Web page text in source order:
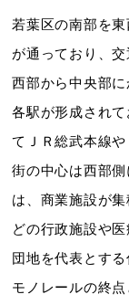
若葉区の南部を
が通っており、交
西部から中央部
各駅が形成され
てＪＲ総武本線や
街の中心は西部
は、商業施設が
どの行政施設や
団地を代表とす
モノレールの終